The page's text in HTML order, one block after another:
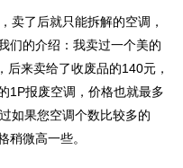
了后就只能拆解的空调，
们的介绍：我卖过一个美的
来卖给了收废品的140元，
1P报废空调，价格也就最多
如果您空调个数比较多的
稍微高一些。